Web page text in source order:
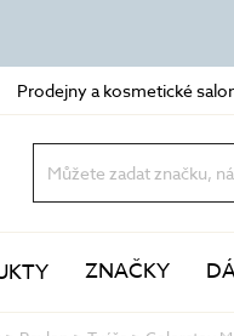
Prodejny a kosmetické
ZNAČKY